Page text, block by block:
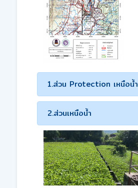
1.ส่วน Protection เหนือน้ำ
2.ส่วนเหนือน้ำ